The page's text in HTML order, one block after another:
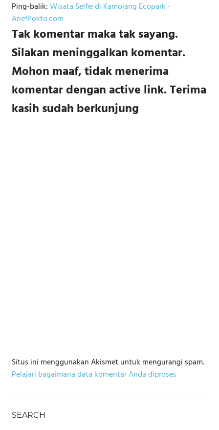
Ping-balik:Wisata Selfie di Kamojang Ecopark ·
AriefPokto.com
Tak komentar maka tak sayang.
Silakan meninggalkan komentar.
Mohon maaf, tidak menerima
komentar dengan active link. Terima
kasih sudah berkunjung
Situs ini menggunakan Akismet untuk mengurangi spam.
Pelajari bagaimana data komentar Anda diproses
SEARCH